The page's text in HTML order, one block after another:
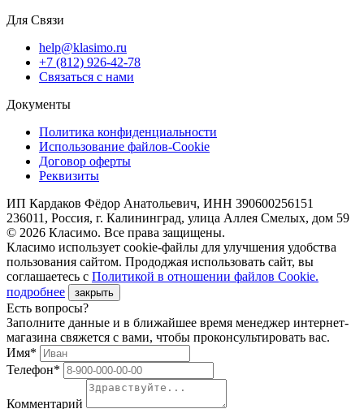
Для Связи
help@klasimo.ru
+7 (812) 926-42-78
Связаться с нами
Документы
Политика конфиденциальности
Использование файлов-Cookie
Договор оферты
Реквизиты
ИП Кардаков Фёдор Анатольевич, ИНН 390600256151
236011, Россия, г. Калининград, улица Аллея Смелых, дом 59
© 2026 Класимо. Все права защищены.
Класимо использует cookie-файлы для улучшения удобства
пользования сайтом. Прододжая использовать сайт, вы
соглашаетесь с Политикой в отношении файлов Сookie.
подробнее
закрыть
Есть вопросы?
Заполните данные и в ближайшее время менеджер интернет-
магазина свяжется с вами, чтобы проконсультировать вас.
Имя*
Телефон*
Комментарий